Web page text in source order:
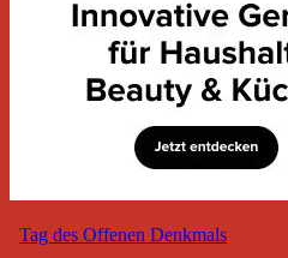
Tag des Offenen Denkmals